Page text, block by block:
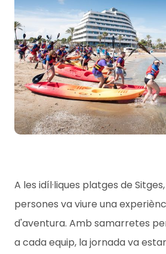
A les idíl·liques platges de
persones va viure una
d'aventura. Amb samarretes
a cada equip, la jornada va